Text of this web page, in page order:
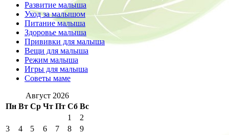
Развитие малыша
Уход за малышом
Питание малыша
Здоровье малыша
Прививки для малыша
Вещи для малыша
Режим малыша
Игры для малыша
Советы маме
Август 2026
Пн Вт Ср Чт Пт Сб Вс
1
2
3
4 5 6 7 8
9